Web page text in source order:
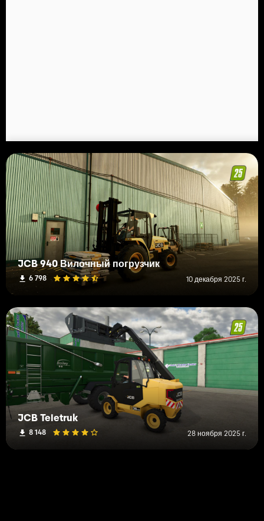
JCB 940 Вилочный погрузчик
6 798 10 декабря 2025 г.
JCB Teletruk
8 148 28 ноября 2025 г.